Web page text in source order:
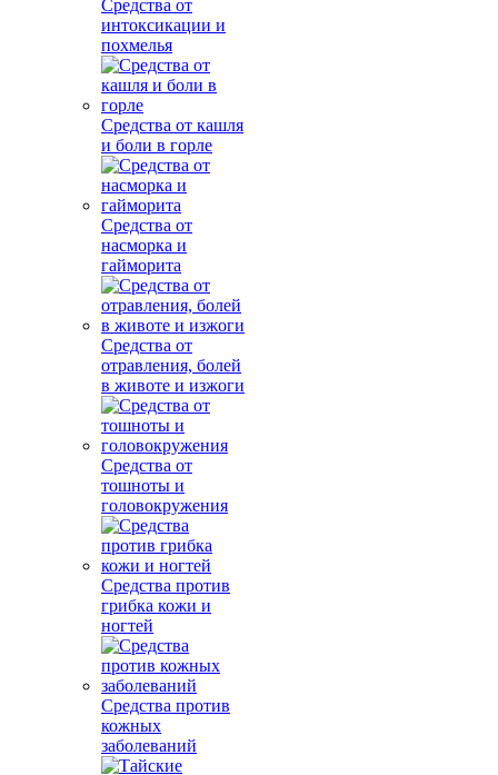
Средства от
интоксикации и
похмелья
Средства от кашля
и боли в горле
Средства от
насморка и
гайморита
Средства от
отравления, болей
в животе и изжоги
Средства от
тошноты и
головокружения
Средства против
грибка кожи и
ногтей
Средства против
кожных
заболеваний